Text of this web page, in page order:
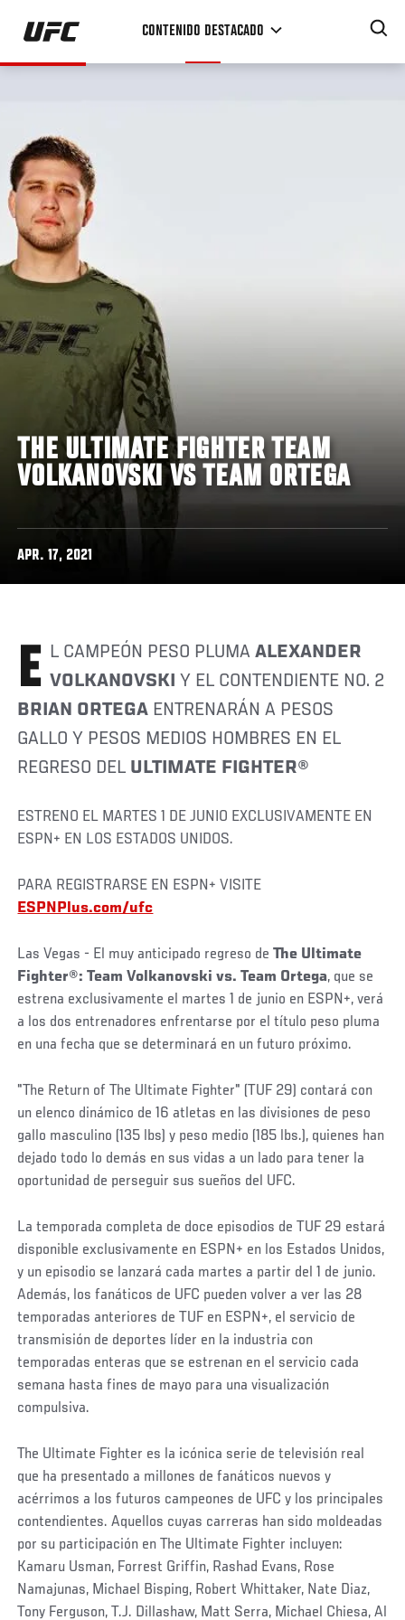
Pasar
contenido
CONTENIDO DESTACADO
THE ULTIMATE FIGHTER TEAM
VOLKANOVSKI VS TEAM ORTEGA
APR. 17, 2021
EL CAMPEÓN PESO PLUMAALEXANDER
VOLKANOVSKI Y EL CONTENDIENTE NO. 2
BRIAN ORTEGA ENTRENARÁN A PESOS
GALLO Y PESOS MEDIOS HOMBRES EN EL
REGRESO DEL ULTIMATE FIGHTER®
ESTRENO EL MARTES 1 DE JUNIO EXCLUSIVAMENTE EN
ESPN+ EN LOS ESTADOS UNIDOS.
PARA REGISTRARSE EN ESPN+ VISITE
ESPNPlus.com/ufc
Las Vegas - El muy anticipado regreso deThe Ultimate
Fighter®: Team Volkanovski vs. Team Ortega, que se
estrena exclusivamente el martes 1 de junio en ESPN+, verá
a los dos entrenadores enfrentarse por el título peso pluma
en una fecha que se determinará en un futuro próximo.
"The Return of The Ultimate Fighter" (TUF 29) contará con
un elenco dinámico de 16 atletas en las divisiones de peso
gallo masculino (135 lbs) y peso medio (185 lbs.), quienes han
dejado todo lo demás en sus vidas a un lado para tener la
oportunidad de perseguir sus sueños del UFC.
La temporada completa de doce episodios de TUF 29 estará
disponible exclusivamente en ESPN+ en los Estados Unidos,
y un episodio se lanzará cada martes a partir del 1 de junio.
Además, los fanáticos de UFC pueden volver a ver las 28
temporadas anteriores de TUF en ESPN+, el servicio de
transmisión de deportes líder en la industria con
temporadas enteras que se estrenan en el servicio cada
semana hasta fines de mayo para una visualización
compulsiva.
The Ultimate Fighter es la icónica serie de televisión real
que ha presentado a millones de fanáticos nuevos y
acérrimos a los futuros campeones de UFC y los principales
contendientes. Aquellos cuyas carreras han sido moldeadas
por su participación en The Ultimate Fighter incluyen:
Kamaru Usman, Forrest Griffin, Rashad Evans, Rose
Namajunas, Michael Bisping, Robert Whittaker, Nate Diaz,
Tony Ferguson, T.J. Dillashaw, Matt Serra, Michael Chiesa, Al